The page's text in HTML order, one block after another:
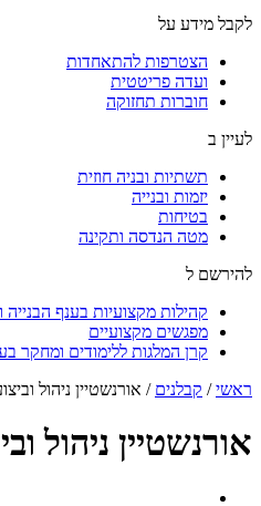
לקבל מידע על
הצטרפות להתאחדות
ועדה פריטטית
חוברות תחזוקה
לעיין ב
תשתיות ובניה חוזית
יזמות ובנייה
בטיחות
מטה הנדסה ותקינה
להירשם ל
קהילות מקצועיות בענף
מפגשים מקצועיים
קרן המלגות ללימודים ומחקר
ראשי/ קבלנים / אורנשטיין ניהול
אורנשטיין ניהול